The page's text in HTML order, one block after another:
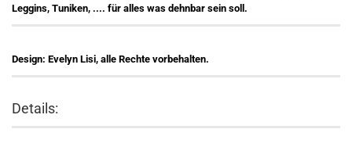
Leggins, Tuniken, .... für alles was dehnbar sein soll.
Design: Evelyn Lisi, alle Rechte vorbehalten.
Details: